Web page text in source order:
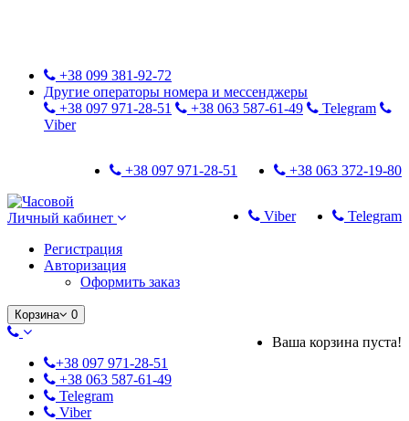
+38 099 381-92-72
Другие операторы номера и мессенджеры
+38 097 971-28-51
+38 063 587-61-49
Telegram
Viber
+38 063 372-19-80
+38 097 971-28-51
Telegram
Viber
Личный кабинет
Регистрация
Авторизация
Оформить заказ
Корзина 0
Ваша корзина пуста!
+38 097 971-28-51
+38 063 587-61-49
Telegram
Viber